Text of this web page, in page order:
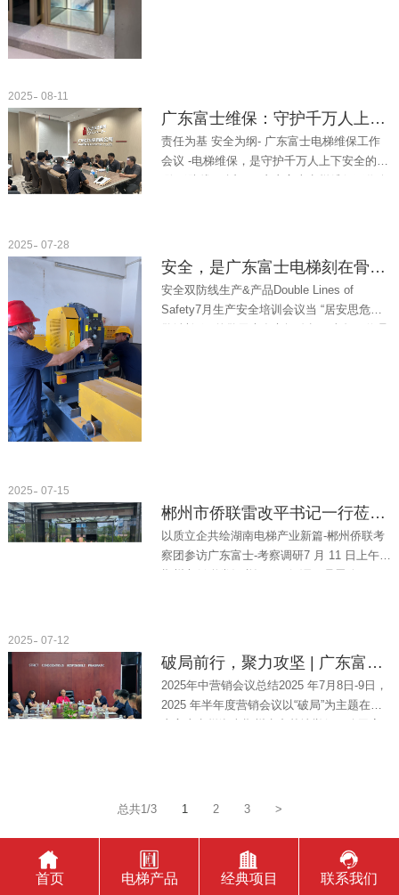
2025 08-11
广东富士维保：守护千万人上下安全！
责任为基 安全为纲- 广东富士电梯维保工作
会议 -电梯维保，是守护千万人上下安全的
2025 07-28
安全，是广东富士电梯刻在骨子里的承诺
安全双防线生产&产品Double Lines of
Safety7月生产安全培训会议当 “居安思危，
2025 07-15
郴州市侨联雷改平书记一行莅临广东富士电梯考察调研
以质立企共绘湖南电梯产业新篇-郴州侨联考
察团参访广东富士-考察调研7 月 11 日上午，
2025 07-12
破局前行，聚力攻坚 | 广东富士电梯年中总结规划会
2025年中营销会议总结2025 年7月8日-9日，
2025 年半年度营销会议以“破局”为主题在广
总共1/3 1 2 3 >
首页 电梯产品 经典项目 联系我们